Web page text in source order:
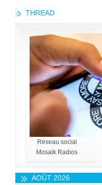
THREAD
Réseau social
Mosaik Radios
AOÛT 2026